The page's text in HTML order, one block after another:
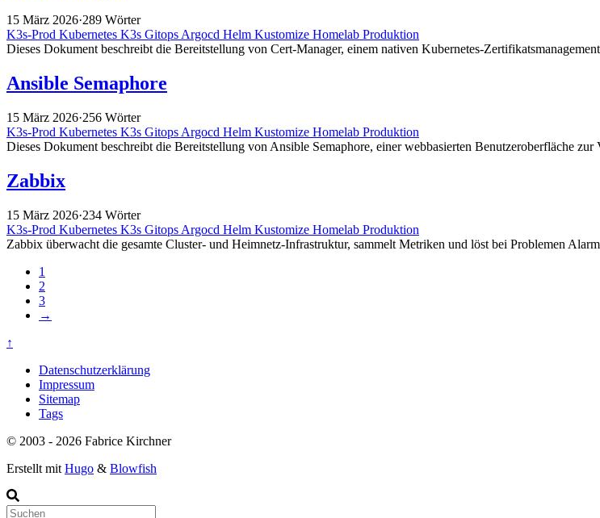
15 März 2026·289 Wörter
K3s-Prod Kubernetes K3s Gitops Argocd Helm Kustomize Homelab Produktion
Dieses Dokument beschreibt die Bereitstellung von Cert-Manager, einem nativen Kubernetes-
Ansible Semaphore
15 März 2026·256 Wörter
K3s-Prod Kubernetes K3s Gitops Argocd Helm Kustomize Homelab Produktion
Dieses Dokument beschreibt die Bereitstellung von Ansible Semaphore, einer webbasierten Benutzeroberfläche
Zabbix
15 März 2026·234 Wörter
K3s-Prod Kubernetes K3s Gitops Argocd Helm Kustomize Homelab Produktion
Zabbix überwacht die gesamte Cluster- und Heimnetz-Infrastruktur, sammelt Metriken und löst bei Problemen
1
2
3
→
↑
Datenschutzerklärung
Impressum
Sitemap
Tags
© 2003 - 2026 Fabrice Kirchner
Erstellt mit Hugo & Blowfish